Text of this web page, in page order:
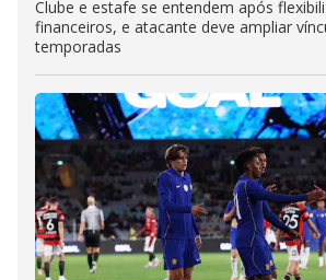
Clube e estafe se entendem após
financeiros, e atacante deve ampliar
temporadas